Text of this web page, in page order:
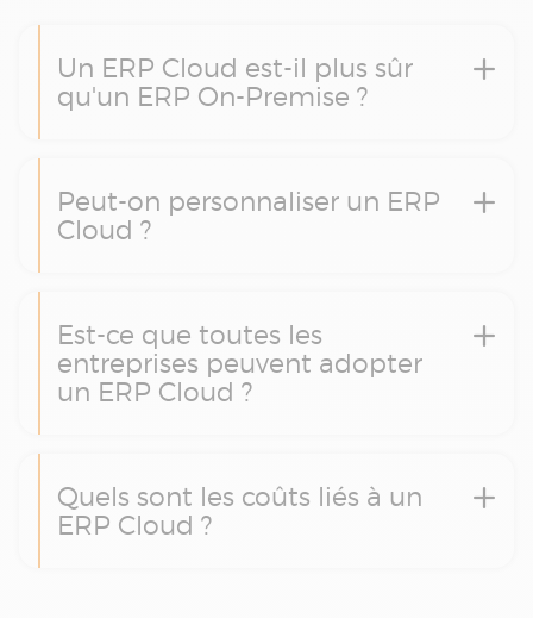
Un ERP Cloud est-il plus sûr
qu'un ERP On-Premise ?
Peut-on personnaliser un ERP
Cloud ?
Est-ce que toutes les
entreprises peuvent adopter
un ERP Cloud ?
Quels sont les coûts liés à un
ERP Cloud ?